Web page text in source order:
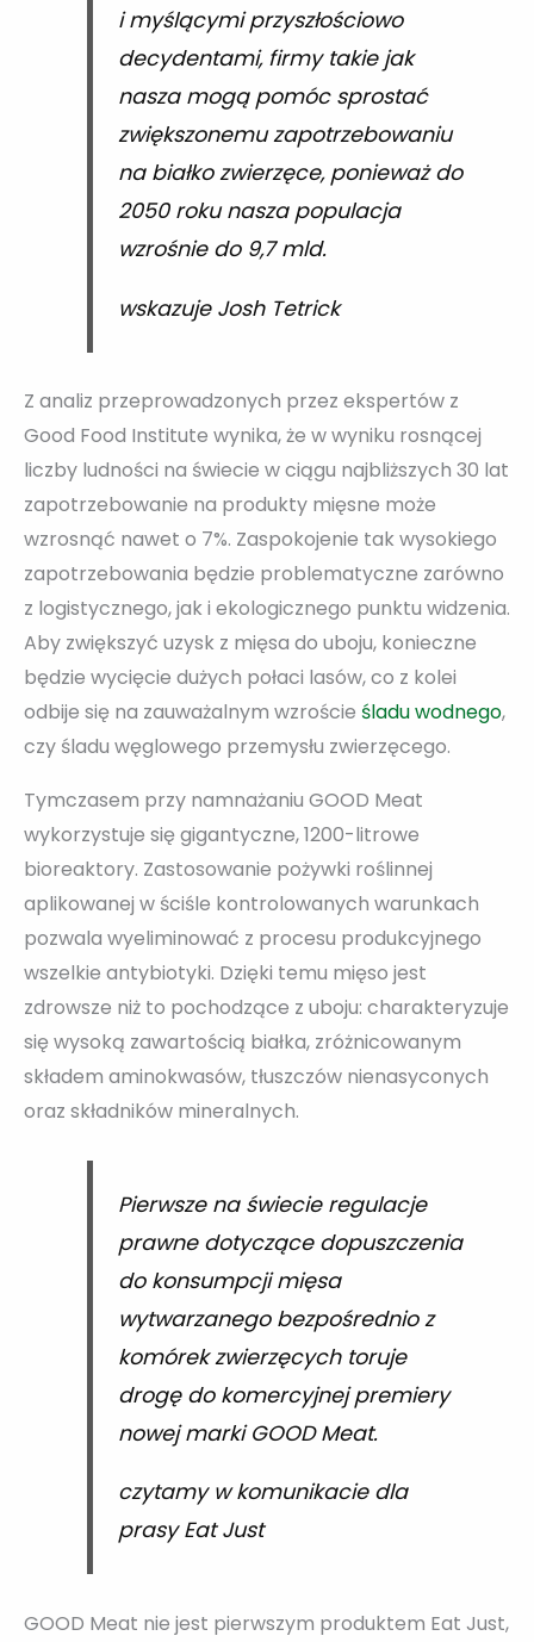
i myślącymi przyszłościowo
decydentami, firmy takie jak
nasza mogą pomóc sprostać
zwiększonemu zapotrzebowaniu
na białko zwierzęce, ponieważ do
2050 roku nasza populacja
wzrośnie do 9,7 mld.
wskazuje Josh Tetrick
Z analiz przeprowadzonych przez ekspertów z
Good Food Institute wynika, że w wyniku rosnącej
liczby ludności na świecie w ciągu najbliższych 30 lat
zapotrzebowanie na produkty mięsne może
wzrosnąć nawet o 7%. Zaspokojenie tak wysokiego
zapotrzebowania będzie problematyczne zarówno
z logistycznego, jak i ekologicznego punktu widzenia.
Aby zwiększyć uzysk z mięsa do uboju, konieczne
będzie wycięcie dużych połaci lasów, co z kolei
odbije się na zauważalnym wzroście śladu wodnego,
czy śladu węglowego przemysłu zwierzęcego.
Tymczasem przy namnażaniu GOOD Meat
wykorzystuje się gigantyczne, 1200-litrowe
bioreaktory. Zastosowanie pożywki roślinnej
aplikowanej w ściśle kontrolowanych warunkach
pozwala wyeliminować z procesu produkcyjnego
wszelkie antybiotyki. Dzięki temu mięso jest
zdrowsze niż to pochodzące z uboju: charakteryzuje
się wysoką zawartością białka, zróżnicowanym
składem aminokwasów, tłuszczów nienasyconych
oraz składników mineralnych.
Pierwsze na świecie regulacje
prawne dotyczące dopuszczenia
do konsumpcji mięsa
wytwarzanego bezpośrednio z
komórek zwierzęcych toruje
drogę do komercyjnej premiery
nowej marki GOOD Meat.
czytamy w komunikacie dla
prasy Eat Just
GOOD Meat nie jest pierwszym produktem Eat Just,